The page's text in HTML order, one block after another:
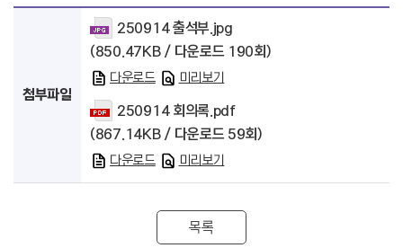
첨부파일
250914 출석부.jpg
(850.47KB / 다운로드 190회)
다운로드 미리보기
250914 회의록.pdf
(867.14KB / 다운로드 59회)
다운로드 미리보기
목록